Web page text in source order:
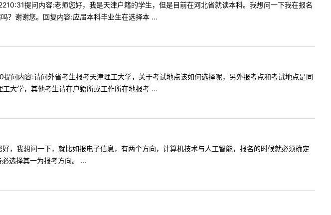
提问内容:老师您好，我是天津户籍的学生，但是目前在河北省就读本科。我想问一下我在报名
？谢谢您。回复内容:应届本科毕业生在选择本 ...
内容:请问外省考生报考天津理工大学，关于考试地点该如何选择呢，另外报考点和考试地点是同
大学，其他考生请在户籍所或工作所在地报考 ...
我想问一下，就比如报电子信息，有两个方向，计算机技术与人工智能，报名的时候就必须确定
选择其一为报考方向。 ...